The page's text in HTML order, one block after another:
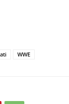
WWE